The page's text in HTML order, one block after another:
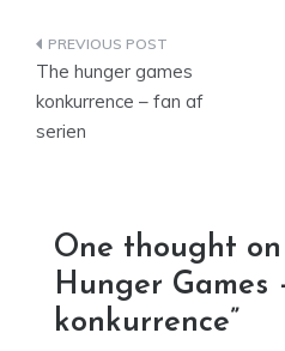
Indlægsnavigation
The hunger games
konkurrence – fan af
serien
One thought on
Hunger Games
konkurrence”